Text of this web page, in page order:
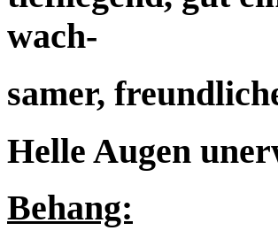
wach-
samer,
Helle Augen
Behang: